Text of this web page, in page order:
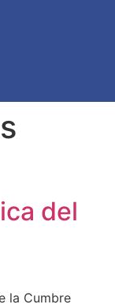
del
la Cumbre